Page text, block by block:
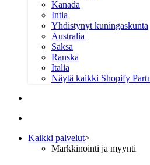
Kanada
Intia
Yhdistynyt kuningaskunta
Australia
Saksa
Ranska
Italia
Näytä kaikki Shopify
Kaikki palvelut>
Markkinointi ja myynti